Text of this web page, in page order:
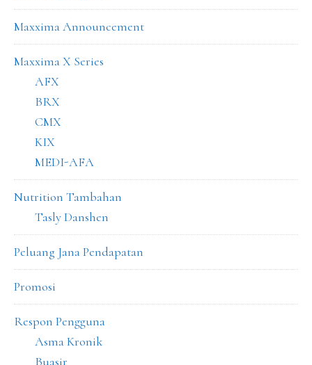
Maxxima Announcement
Maxxima X Series
AFX
BRX
CMX
KIX
MEDI-AFA
Nutrition Tambahan
Tasly Danshen
Peluang Jana Pendapatan
Promosi
Respon Pengguna
Asma Kronik
Buasir